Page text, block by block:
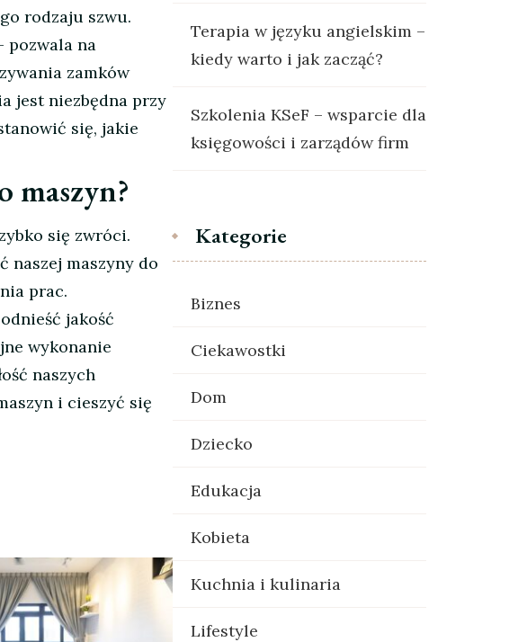
rodzaju szwu.
pozwala na
zamków
jest niezbędna przy
się, jakie
maszyn?
się zwróci.
naszej maszyny do
prac.
jakość
wykonanie
naszych
i cieszyć się
Terapia w języku angielskim –
kiedy warto i jak zacząć?
Szkolenia KSeF – wsparcie dla
księgowości i zarządów firm
Kategorie
Biznes
Ciekawostki
Dom
Dziecko
Edukacja
Kobieta
Kuchnia i kulinaria
Lifestyle